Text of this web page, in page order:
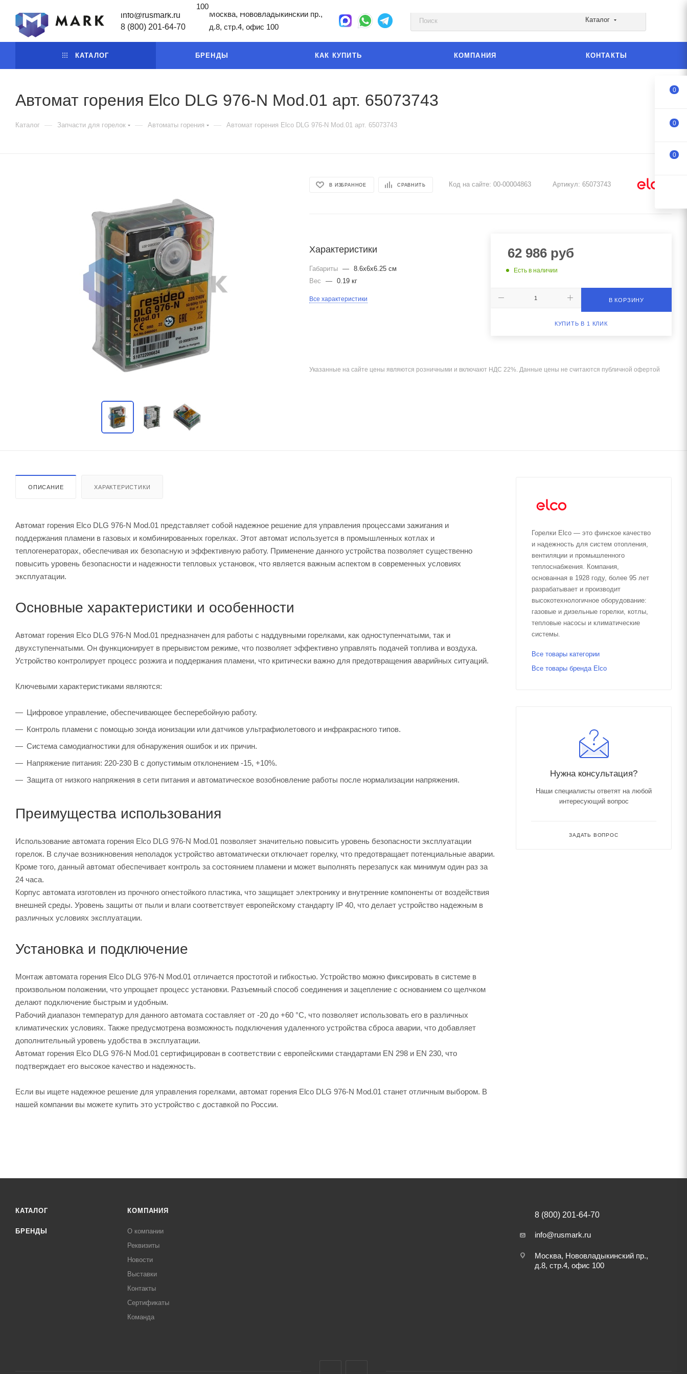
info@rusmark.ru
8 (800) 201-64-70
Москва, Нововладыкинский пр.,
д.8, стр.4, офис 100
Каталог
КАТАЛОГ БРЕНДЫ КАК КУПИТЬ КОМПАНИЯ КОНТАКТЫ
100
Автомат горения Elco DLG 976-N Mod.01 арт. 65073743
Каталог — Запчасти для горелок — Автоматы горения — Автомат горения Elco DLG 976-N Mod.01 арт. 65073743
В ИЗБРАННОЕ СРАВНИТЬ Код на сайте: 00-00004863 Артикул: 65073743
Характеристики
Габариты —
8.6x6x6.25 см
Вес
— 0.19 кг
Все характеристики
62 986руб
Есть в наличии
В КОРЗИНУ
КУПИТЬ В 1 КЛИК
Указанные на сайте цены являются розничными и включают НДС 22%. Данные цены не считаются публичной офертой
ОПИСАНИЕ ХАРАКТЕРИСТИКИ
Автомат горения Elco DLG 976-N Mod.01 представляет собой надежное решение для управления процессами зажигания и
поддержания пламени в газовых и комбинированных горелках. Этот автомат используется в промышленных котлах и
теплогенераторах, обеспечивая их безопасную и эффективную работу. Применение данного устройства позволяет существенно
повысить уровень безопасности и надежности тепловых установок, что является важным аспектом в современных условиях
эксплуатации.
Основные характеристики и особенности
Автомат горения Elco DLG 976-N Mod.01 предназначен для работы с наддувными горелками, как одноступенчатыми, так и
двухступенчатыми. Он функционирует в прерывистом режиме, что позволяет эффективно управлять подачей топлива и воздуха.
Устройство контролирует процесс розжига и поддержания пламени, что критически важно для предотвращения аварийных ситуаций.
Ключевыми характеристиками являются:
Цифровое управление, обеспечивающее бесперебойную работу.
Контроль пламени с помощью зонда ионизации или датчиков ультрафиолетового и инфракрасного типов.
Система самодиагностики для обнаружения ошибок и их причин.
Напряжение питания: 220-230 В с допустимым отклонением -15, +10%.
Защита от низкого напряжения в сети питания и автоматическое возобновление работы после нормализации напряжения.
Преимущества использования
Использование автомата горения Elco DLG 976-N Mod.01 позволяет значительно повысить уровень безопасности эксплуатации
горелок. В случае возникновения неполадок устройство автоматически отключает горелку, что предотвращает потенциальные аварии.
Кроме того, данный автомат обеспечивает контроль за состоянием пламени и может выполнять перезапуск как минимум один раз за
24 часа.
Корпус автомата изготовлен из прочного огнестойкого пластика, что защищает электронику и внутренние компоненты от воздействия
внешней среды. Уровень защиты от пыли и влаги соответствует европейскому стандарту IP 40, что делает устройство надежным в
различных условиях эксплуатации.
Установка и подключение
Монтаж автомата горения Elco DLG 976-N Mod.01 отличается простотой и гибкостью. Устройство можно фиксировать в системе в
произвольном положении, что упрощает процесс установки. Разъемный способ соединения и зацепление с основанием со щелчком
делают подключение быстрым и удобным.
Рабочий диапазон температур для данного автомата составляет от -20 до +60 °C, что позволяет использовать его в различных
климатических условиях. Также предусмотрена возможность подключения удаленного устройства сброса аварии, что добавляет
дополнительный уровень удобства в эксплуатации.
Автомат горения Elco DLG 976-N Mod.01 сертифицирован в соответствии с европейскими стандартами EN 298 и EN 230, что
подтверждает его высокое качество и надежность.
Если вы ищете надежное решение для управления горелками, автомат горения Elco DLG 976-N Mod.01 станет отличным выбором. В
нашей компании вы можете купить это устройство с доставкой по России.
Горелки Elco — это финское качество
и надежность для систем отопления,
вентиляции и промышленного
теплоснабжения. Компания,
основанная в 1928 году, более 95 лет
разрабатывает и производит
высокотехнологичное оборудование:
газовые и дизельные горелки, котлы,
тепловые насосы и климатические
системы.
Все товары категории
Все товары бренда Elco
Нужна консультация?
Наши специалисты ответят на любой
интересующий вопрос
ЗАДАТЬ ВОПРОС
КАТАЛОГ
БРЕНДЫ
КОМПАНИЯ
О компании
Реквизиты
Новости
Выставки
Контакты
Сертификаты
Команда
8 (800) 201-64-70
info@rusmark.ru
Москва, Нововладыкинский пр.,
д.8, стр.4, офис 100
0
0
0